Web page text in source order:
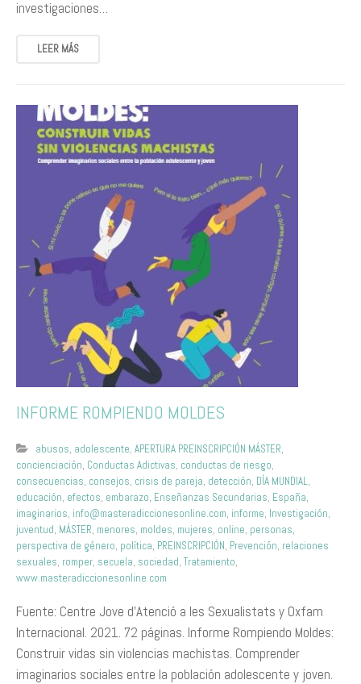
investigaciones…
LEER MÁS
INFORME ROMPIENDO MOLDES
abusos, adolescente, APERTURA PREINSCRIPCIÓN MÁSTER,
concienciación, Conductas Adictivas, conductas de riesgo,
consecuencias, consejos, crisis de pareja, detección, DÍA MUNDIAL,
educación, efectos, embarazo, Enseñanzas Secundarias, España,
imaginarios, info@masteradiccionesonline.com, informe, Investigación,
juventud, MÁSTER, menores, moldes, mujeres, online, personas,
perspectiva de género, política, PREINSCRIPCIÓN, Prevención, relaciones
sexuales, romper, secuela, sociedad, Tratamiento,
www.masteradiccionesonline.com
Fuente: Centre Jove d’Atenció a les Sexualistats y Oxfam
Internacional. 2021. 72 páginas. Informe Rompiendo Moldes:
Construir vidas sin violencias machistas. Comprender
imaginarios sociales entre la población adolescente y joven.